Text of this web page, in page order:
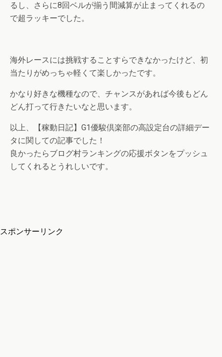
るし、さらに8回ベルが揃う間減算が止まってくれるの
で超ラッキーでした。
海外レースには挑戦することすらできなかったけど、初
当たりがめっちゃ軽くて楽しかったです。
かなり好きな機種なので、チャンスがあれば今後もどん
どん打って行きたいなと思います。
以上、【稼動日記】G1優駿倶楽部の高設定台の詳細デー
タに関しての記事でした！
良かったらブログ村ランキングの応援ボタンをプッシュ
してくれるとうれしいです。
スポンサーリンク